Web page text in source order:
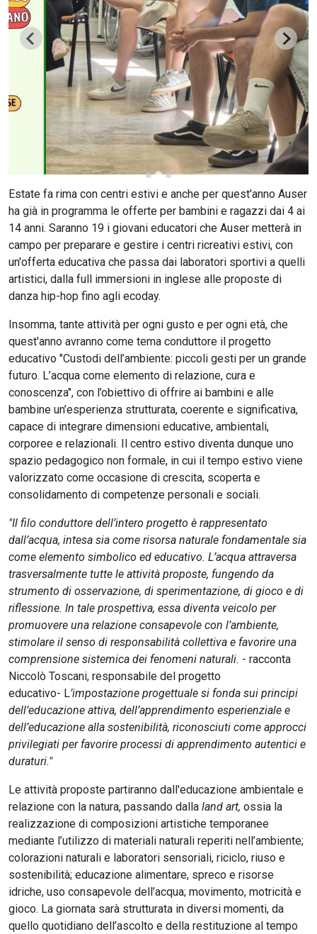
Estate fa rima con centri estivi e anche per quest'anno Auser
ha già in programma le offerte per bambini e ragazzi dai 4 ai
14 anni. Saranno 19 i giovani educatori che Auser metterà in
campo per preparare e gestire i centri ricreativi estivi, con
un'offerta educativa che passa dai laboratori sportivi a quelli
artistici, dalla full immersioni in inglese alle proposte di
danza hip-hop fino agli ecoday.
Insomma, tante attività per ogni gusto e per ogni età, che
quest'anno avranno come tema conduttore il progetto
educativo "Custodi dell’ambiente: piccoli gesti per un grande
futuro. L’acqua come elemento di relazione, cura e
conoscenza", con l’obiettivo di offrire ai bambini e alle
bambine un’esperienza strutturata, coerente e significativa,
capace di integrare dimensioni educative, ambientali,
corporee e relazionali. Il centro estivo diventa dunque uno
spazio pedagogico non formale, in cui il tempo estivo viene
valorizzato come occasione di crescita, scoperta e
consolidamento di competenze personali e sociali.
"Il filo conduttore dell’intero progetto è rappresentato
dall’acqua, intesa sia come risorsa naturale fondamentale sia
come elemento simbolico ed educativo. L’acqua attraversa
trasversalmente tutte le attività proposte, fungendo da
strumento di osservazione, di sperimentazione, di gioco e di
riflessione. In tale prospettiva, essa diventa veicolo per
promuovere una relazione consapevole con l’ambiente,
stimolare il senso di responsabilità collettiva e favorire una
comprensione sistemica dei fenomeni naturali. - racconta
Niccolò Toscani, responsabile del progetto
educativo- L’impostazione progettuale si fonda sui principi
dell’educazione attiva, dell’apprendimento esperienziale e
dell’educazione alla sostenibilità, riconosciuti come approcci
privilegiati per favorire processi di apprendimento autentici e
duraturi."
Le attività proposte partiranno dall'educazione ambientale e
relazione con la natura, passando dalla land art, ossia la
realizzazione di composizioni artistiche temporanee
mediante l’utilizzo di materiali naturali reperiti nell’ambiente;
colorazioni naturali e laboratori sensoriali, riciclo, riuso e
sostenibilità; educazione alimentare, spreco e risorse
idriche, uso consapevole dell’acqua; movimento, motricità e
gioco. La giornata sarà strutturata in diversi momenti, da
quello quotidiano dell’ascolto e della restituzione al tempo